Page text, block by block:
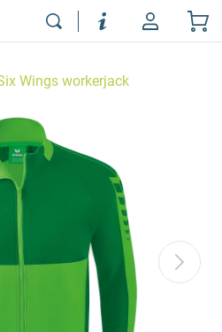
Wings workerjack